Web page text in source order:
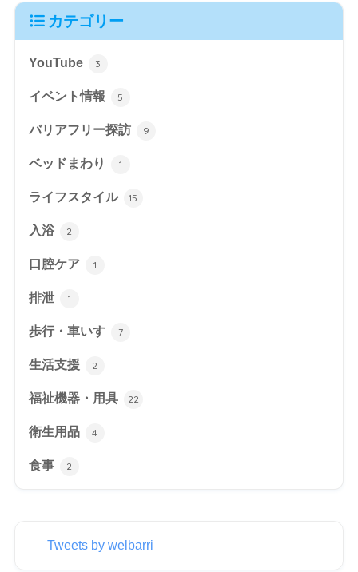
カテゴリー
YouTube 3
イベント情報 5
バリアフリー探訪 9
ベッドまわり 1
ライフスタイル 15
入浴 2
口腔ケア 1
排泄 1
歩行・車いす 7
生活支援 2
福祉機器・用具 22
衛生用品 4
食事 2
Tweets by welbarri